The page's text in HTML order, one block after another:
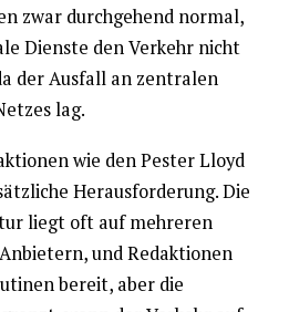
zwar durchgehend normal,
Dienste den Verkehr nicht
der Ausfall an zentralen
lag.
wie den Pester Lloyd
Herausforderung. Die
liegt oft auf mehreren
und Redaktionen
bereit, aber die